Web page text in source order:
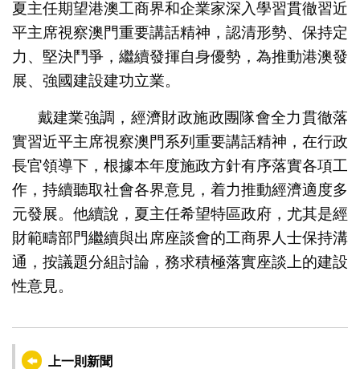
夏主任期望港澳工商界和企業家深入學習貫徹習近
平主席視察澳門重要講話精神，認清形勢、保持定
力、堅決鬥爭，繼續發揮自身優勢，為推動港澳發
展、強國建設建功立業。
戴建業強調，經濟財政施政團隊會全力貫徹落
實習近平主席視察澳門系列重要講話精神，在行政
長官領導下，根據本年度施政方針有序落實各項工
作，持續聽取社會各界意見，着力推動經濟適度多
元發展。他續說，夏主任希望特區政府，尤其是經
財範疇部門繼續與出席座談會的工商界人士保持溝
通，按議題分組討論，務求積極落實座談上的建設
性意見。
上一則新聞